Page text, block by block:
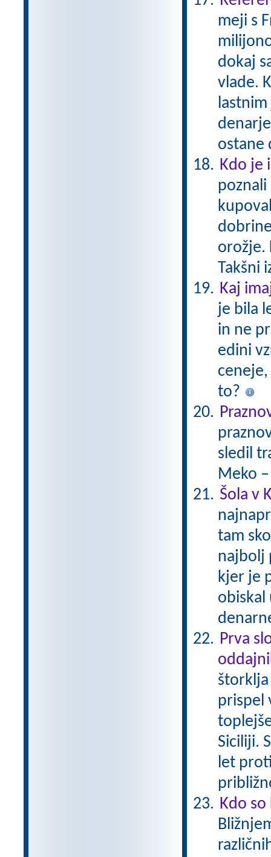
meji s
dokaj
vlade.
ostane
Kdo je
poznali
orožje.
Takšni
Kaj
je bila
in ne
edini
to?
sledil
Meko
Šola v
tam
najbolj
kjer je
obiskal
Prva
štorklja
prispel
Siciliji.
let
Kdo so